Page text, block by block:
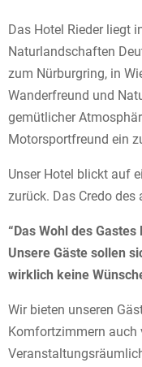
Das Hotel Rieder liegt
Naturlandschaften
zum Nürburgring, in
Wanderfreund und
gemütlicher
Motorsportfreund ein
Unser Hotel blickt auf
zurück. Das Credo des
“Das Wohl des
Unsere Gäste sollen
wirklich keine
Wir bieten unseren
Komfortzimmern auch